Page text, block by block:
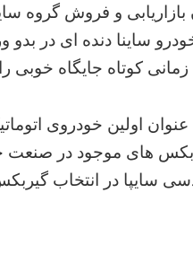
و فروش گروه
ساینا دنده ای در بدو
کوتاه جایگاه خوبی
های موجود در
سایپا در انتخاب